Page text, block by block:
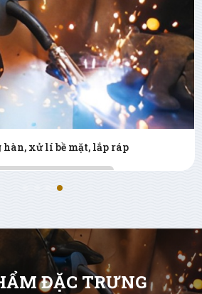
- thiết kế 2D - 3D - CAD - CAM
ĐẶC TRƯNG